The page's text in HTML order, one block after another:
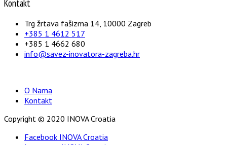
Kontakt
Trg žrtava fašizma 14, 10000 Zagreb
+385 1 4612 517
+385 1 4662 680
info@savez-inovatora-zagreba.hr
O Nama
Kontakt
Copyright © 2020 INOVA Croatia
Facebook INOVA Croatia